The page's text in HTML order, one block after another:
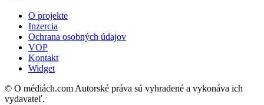
O projekte
Inzercia
Ochrana osobných údajov
VOP
Kontakt
Widget
© O médiách.com Autorské práva sú vyhradené a vykonáva ich
vydavateľ.